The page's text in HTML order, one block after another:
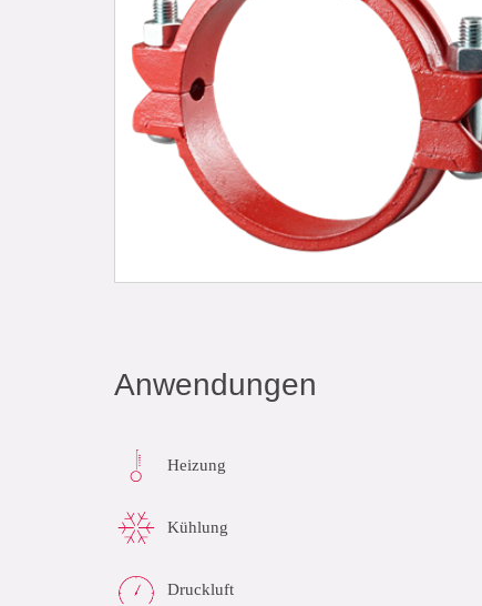
Anwendungen
Heizung
Kühlung
Druckluft